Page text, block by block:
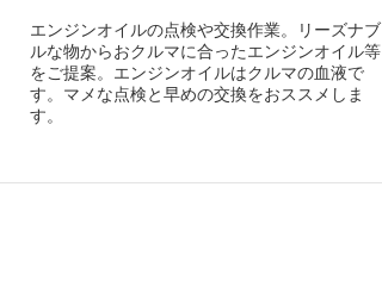
エンジンオイルの点検や交換作業。リーズナブ
ルな物からおクルマに合ったエンジンオイル等
をご提案。エンジンオイルはクルマの血液で
す。マメな点検と早めの交換をおススメしま
す。